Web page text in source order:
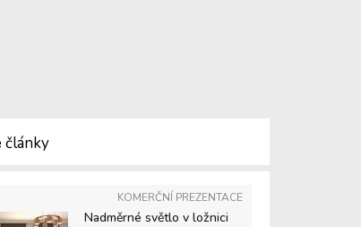
články
KOMERČNÍ PREZENTACE
Nadměrné světlo v ložnici